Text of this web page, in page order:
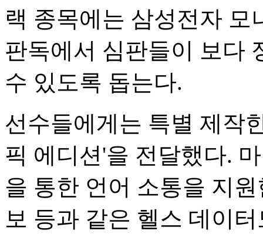
랙 종목에는 삼성전자
판독에서 심판들이 보다
수 있도록 돕는다.
선수들에게는 특별 제작
픽 에디션'을 전달했다.
을 통한 언어 소통을 지
보 등과 같은 헬스 데이